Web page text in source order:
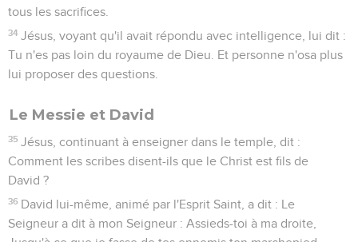
tous les sacrifices.
34 Jésus, voyant qu'il avait répondu avec intelligence, lui dit :
Tu n'es pas loin du royaume de Dieu. Et personne n'osa plus
lui proposer des questions.
Le Messie et David
35 Jésus, continuant à enseigner dans le temple, dit :
Comment les scribes disent-ils que le Christ est fils de
David ?
36 David lui-même, animé par l'Esprit Saint, a dit : Le
Seigneur a dit à mon Seigneur : Assieds-toi à ma droite,